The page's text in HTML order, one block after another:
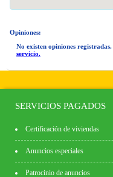
Opiniones:
No existen opiniones registradas.
servicio.
SERVICIOS PAGADOS
Certificación de viviendas
Anuncios especiales
Patrocinio de anuncios